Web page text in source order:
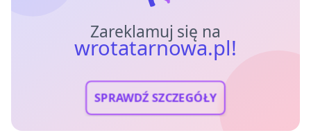
Zareklamuj się na
wrotatarnowa.pl!
SPRAWDŹ SZCZEGÓŁY